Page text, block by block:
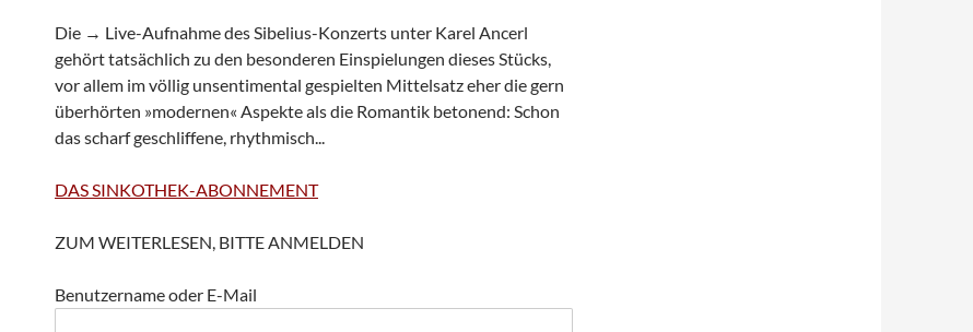
Die → Live-Aufnahme des Sibelius-Konzerts unter Karel Ancerl
gehört tatsächlich zu den besonderen Einspielungen dieses Stücks,
vor allem im völlig unsentimental gespielten Mittelsatz eher die gern
überhörten »modernen« Aspekte als die Romantik betonend: Schon
das scharf geschliffene, rhythmisch...
DAS SINKOTHEK-ABONNEMENT
ZUM WEITERLESEN, BITTE ANMELDEN
Benutzername oder E-Mail